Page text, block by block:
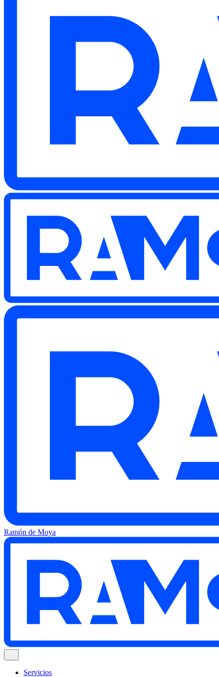
Ramón de Moya
Servicios